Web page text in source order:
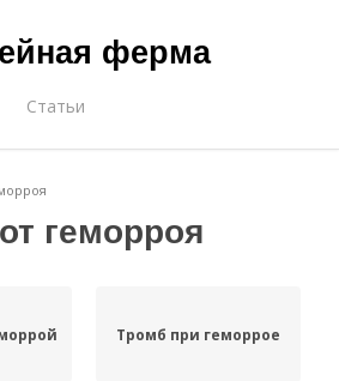
ферма
Статьи
геморроя
Тромб при геморрое